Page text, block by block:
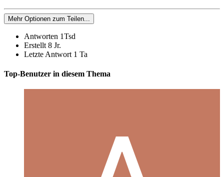
Mehr Optionen zum Teilen...
Antworten 1Tsd
Erstellt 8 Jr.
Letzte Antwort 1 Ta
Top-Benutzer in diesem Thema